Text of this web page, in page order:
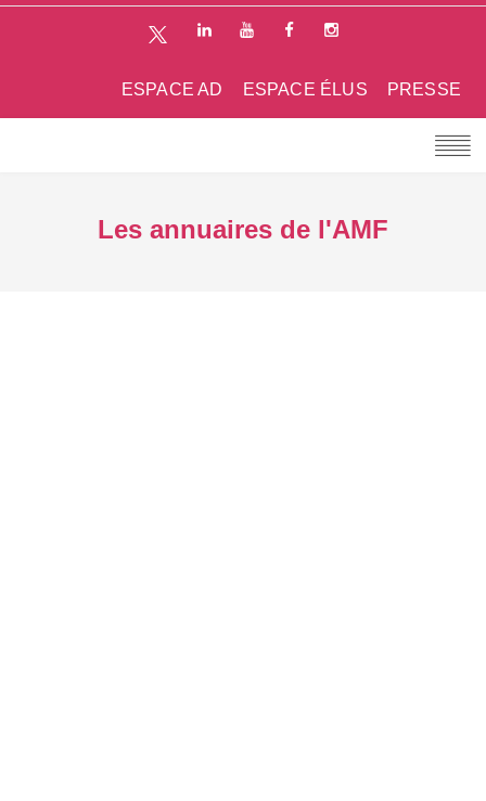
PRESSE
ESPACE ÉLUS
ESPACE AD
Les annuaires de l'AMF